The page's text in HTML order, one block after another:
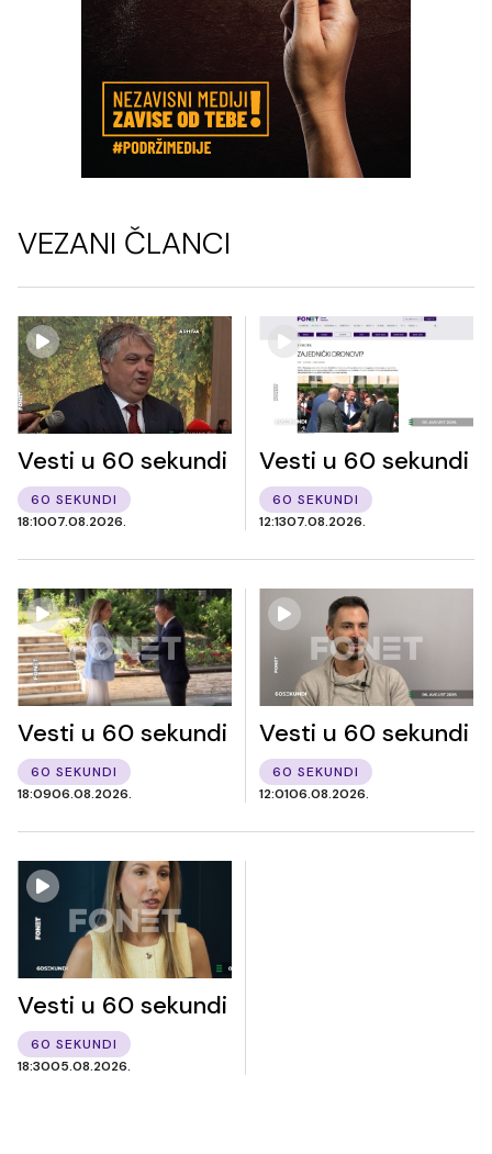
VEZANI ČLANCI
Vesti u 60 sekundi
60 SEKUNDI
18:1007.08.2026.
Vesti u 60 sekundi
60 SEKUNDI
12:1307.08.2026.
Vesti u 60 sekundi
60 SEKUNDI
18:0906.08.2026.
Vesti u 60 sekundi
60 SEKUNDI
12:0106.08.2026.
Vesti u 60 sekundi
60 SEKUNDI
18:3005.08.2026.